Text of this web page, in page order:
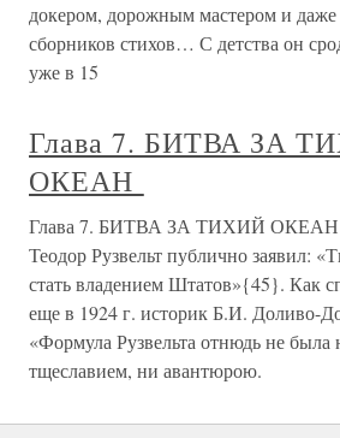
докером, дорожным мастером и даже
сборников стихов… С детства он
уже в 15
Глава 7. БИТВА ЗА
ОКЕАН
Глава 7. БИТВА ЗА ТИХИЙ
Теодор Рузвельт публично заявил:
стать владением Штатов»{45}. Как
еще в 1924 г. историк Б.И. Доливо-
«Формула Рузвельта отнюдь не была
тщеславием, ни авантюрою.